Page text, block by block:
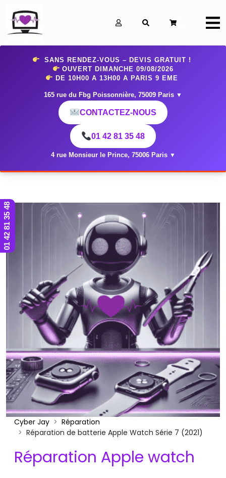
SANS RENDEZ-VOUS – DEVIS GRATUIT !
OUVERT DIMANCHE 09/08/2026
DE 10H00 A 13H00 A PARIS 9 EME
165 rue du Fbg Poissonnière, 75009 Paris ▼
CONTACTEZ-NOUS
01 42 81 35 48
4 rue Monsieur le Prince, 75006 Paris ▼
Cyber Jay
Réparation
Réparation de batterie Apple Watch Série 7 (2021)
Réparation Apple watch
01 42 81 35 48